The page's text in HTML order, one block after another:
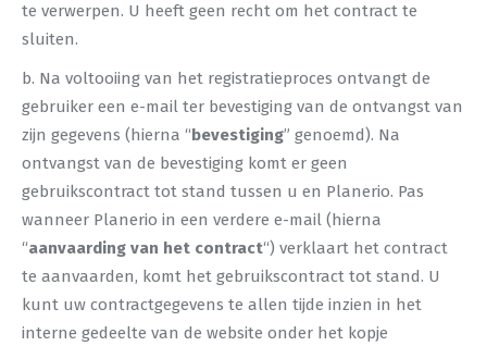
te verwerpen. U heeft geen recht om het contract te
sluiten.
b. Na voltooiing van het registratieproces ontvangt de
gebruiker een e-mail ter bevestiging van de ontvangst van
zijn gegevens (hierna “bevestiging” genoemd). Na
ontvangst van de bevestiging komt er geen
gebruikscontract tot stand tussen u en Planerio. Pas
wanneer Planerio in een verdere e-mail (hierna
“aanvaarding van het contract“) verklaart het contract
te aanvaarden, komt het gebruikscontract tot stand. U
kunt uw contractgegevens te allen tijde inzien in het
interne gedeelte van de website onder het kopje